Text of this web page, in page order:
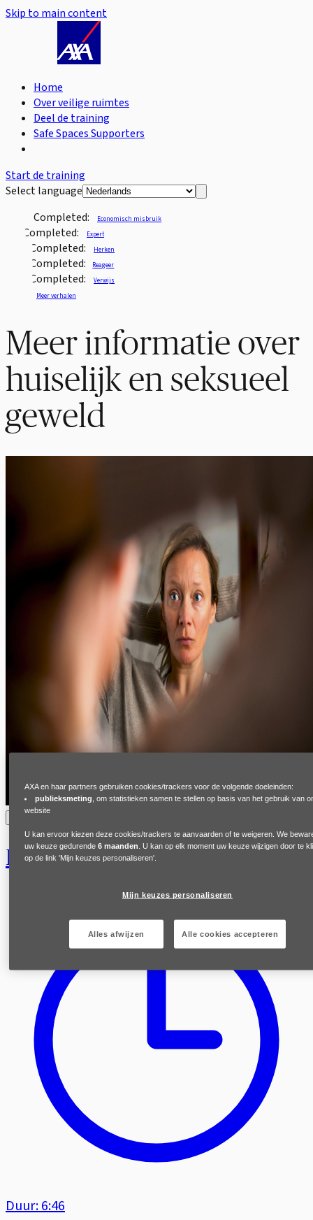
Skip to main content
Home
Over veilige ruimtes
Deel de training
Safe Spaces Supporters
Start de training
Select language
Completed:
Economisch misbruik
Completed: Expert
Completed: Herken
Completed: Reageer
Completed:
Verwijs
Meer verhalen
Meer informatie over
huiselijk en seksueel
geweld
Dwang en openheid
Duur: 6:46
AXA en haar partners gebruiken cookies/trackers voor de volgende doeleinden:
publieksmeting , om statistieken samen te stellen op basis van het gebruik van
website
U kan ervoor kiezen deze cookies/trackers te aanvaarden of te weigeren. We
uw keuze gedurende 6 maanden . U kan op elk moment uw keuze wijzigen door te
op de link 'Mijn keuzes personaliseren'.
Mijn keuzes personaliseren
Alles afwijzen Alle cookies accepteren